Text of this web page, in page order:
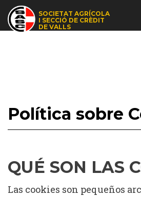
SOCIETAT AGRÍCOLA
I SECCIÓ DE CRÈDIT
DE VALLS
Política sobre
QUÉ SON LAS
Las cookies son pequeños